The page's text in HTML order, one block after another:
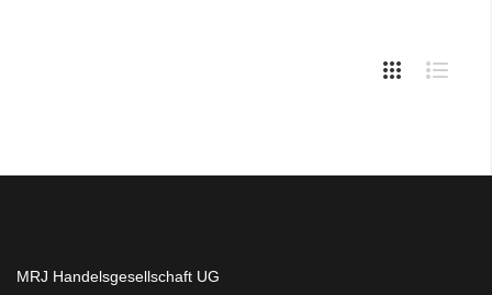
MRJ Handelsgesellschaft UG